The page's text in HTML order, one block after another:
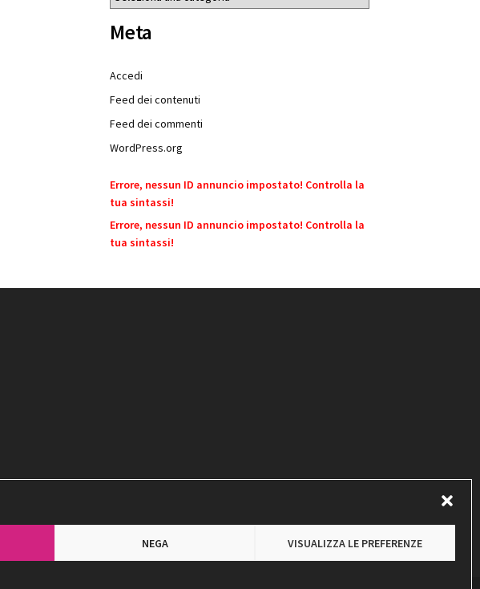
NEGA VISUALIZZA LE PREFERENZE
Meta
Accedi
Feed dei contenuti
Feed dei commenti
WordPress.org
Errore, nessun ID annuncio impostato! Controlla la
tua sintassi!
Errore, nessun ID annuncio impostato! Controlla la
tua sintassi!